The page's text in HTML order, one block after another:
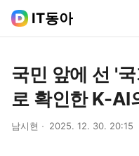
IT동아
국민 앞에 선 '
로 확인한 K-AI
남시현 2025. 12. 30. 20:15